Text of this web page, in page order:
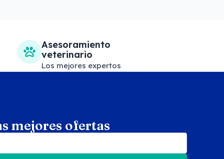
Asesoramiento
veterinario
Los mejores expertos
mejores ofertas